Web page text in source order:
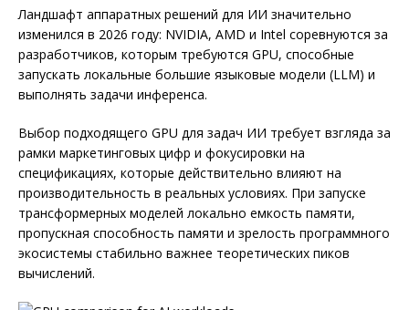
Ландшафт аппаратных решений для ИИ значительно
изменился в 2026 году: NVIDIA, AMD и Intel соревнуются за
разработчиков, которым требуются GPU, способные
запускать локальные большие языковые модели (LLM) и
выполнять задачи инференса.
Выбор подходящего GPU для задач ИИ требует взгляда за
рамки маркетинговых цифр и фокусировки на
спецификациях, которые действительно влияют на
производительность в реальных условиях. При запуске
трансформерных моделей локально емкость памяти,
пропускная способность памяти и зрелость программного
экосистемы стабильно важнее теоретических пиков
вычислений.